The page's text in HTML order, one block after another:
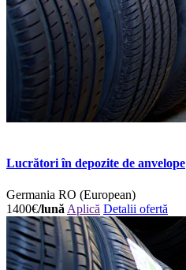
Lucrători în depozite de anvelope
Germania RO (European)
1400€/lună Aplică Detalii ofertă